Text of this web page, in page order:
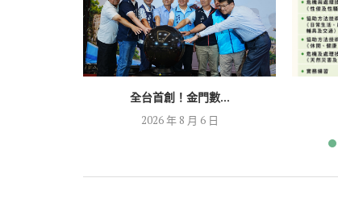
全台首創！金門數...
2026 年 8 月 6 日